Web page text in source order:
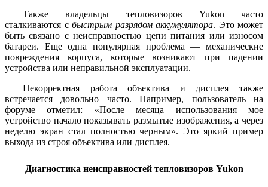
Также владельцы тепловизоров Yukon часто
сталкиваются с быстрым разрядом аккумулятора. Это может
быть связано с неисправностью цепи питания или износом
батареи. Еще одна популярная проблема — механические
повреждения корпуса, которые возникают при падении
устройства или неправильной эксплуатации.
Некорректная работа объектива и дисплея также
встречается довольно часто. Например, пользователь на
форуме отметил: «После месяца использования мое
устройство начало показывать размытые изображения, а через
неделю экран стал полностью черным». Это яркий пример
выхода из строя объектива или дисплея.
Диагностика неисправностей тепловизоров Yukon